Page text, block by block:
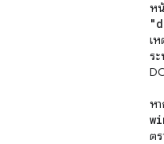
ห
เ
ร
ห
ต